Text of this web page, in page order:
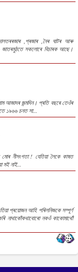
,প্ৰজাৰ ,নৈৰ ঘাটৰ আৰু
জাতৰমুঠতে সকলোৰে বিচাৰক আছে।
আজাদৰ জন্মদিন। প্ৰতি বছৰে তেওঁৰ
১৯৬৬ চনত সা...
নীসংগতা ! যেতিয়া লৈকে কাষত
মই নাই...
প্ৰয়োজন আহি পৰিলনিজকে সম্পূৰ্ণ
নাথাকোঁকথাবোৰো নকওঁ কাকোমাথোঁ